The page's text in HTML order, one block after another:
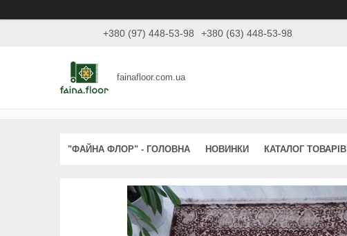
+380 (97) 448-53-98 +380 (63) 448-53-98
fainafloor.com.ua
"ФАЙНА ФЛОР" - ГОЛОВНА НОВИНКИ КАТАЛОГ ТОВАРІВ